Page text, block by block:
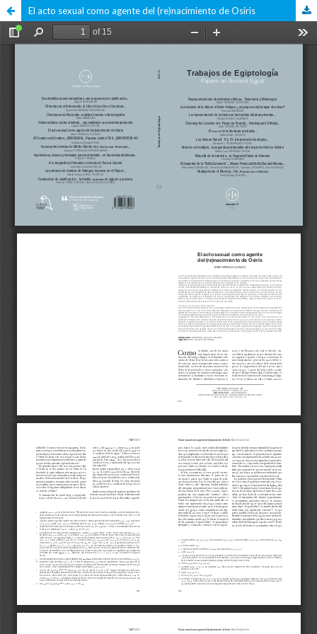
El acto sexual como agente del (re)nacimiento de Osiris